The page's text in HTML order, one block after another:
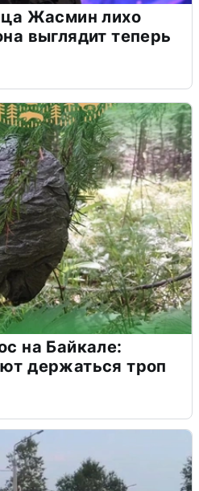
Жасмин лихо
выглядит теперь
на Байкале:
держаться троп